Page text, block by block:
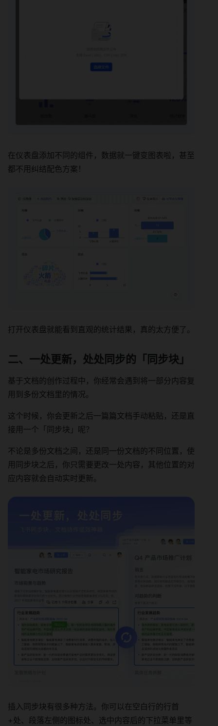
在仪表盘添加不同的组件，数据就一键变图表啦，甚至
都不用纠结配色方案！
打开仪表盘就能看到直观的统计结果，真的太方便了。
二、一处更新，处处同步的「同步块」
基于文档的创作过程中，你经常会遇到将一部分内容复
用到多份文档里的情况。
这个时候，你会更新之后一篇篇文档手动粘贴，还是直
接用一个「同步块」呢？
不论是多份文档之间，还是同一份文档的不同位置，使
用同步块之后，你只需要更改一处内容，其他位置的对
应内容就会自动实时更新。
插入同步块有很多种方法。你可以在空白行的行首
+处、段落左侧的图标处、选中内容后的下拉菜单里等